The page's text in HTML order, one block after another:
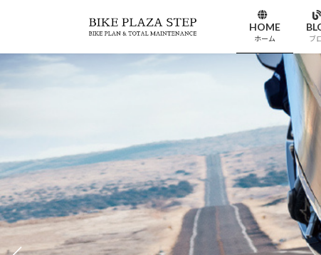
ン
プ
ー
動
HOME
ホーム ブ
＼イベント情報をチェック／
楽しいバイクライフの
新車中古車の車両販売、アフターサ
＼イベント情報をチェック／
楽しいバイクライフの
新車中古車の車両販売、アフターサ